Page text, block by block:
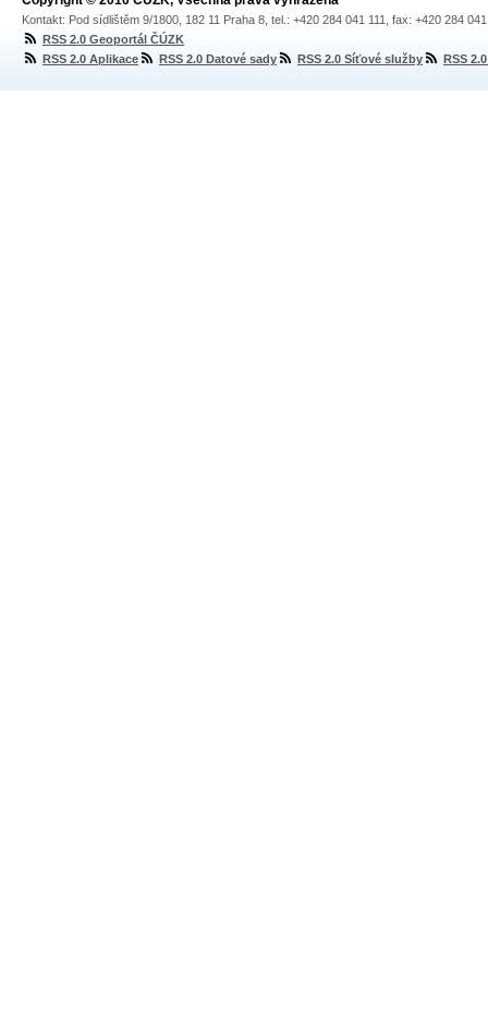
Kontakt: Pod sídlištěm 9/1800, 182 11 Praha 8, tel.: +420 284 041 111, fax: +420 284
RSS 2.0 Geoportál ČÚZK
RSS 2.0 Aplikace
RSS 2.0 Datové sady RSS 2.0 Síťové služby RSS